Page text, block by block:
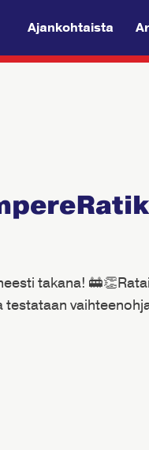
Ajankohtaista
takana!